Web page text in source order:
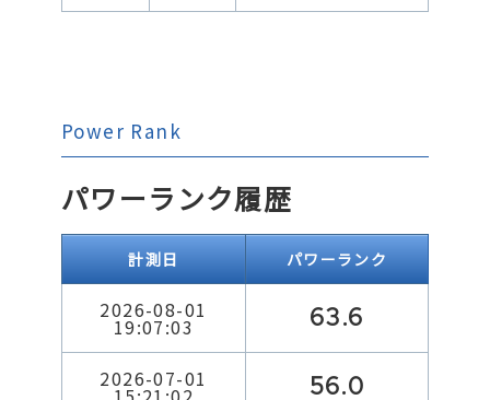
Power Rank
パワーランク履歴
計測日 パワーランク
2026-08-01
19:07:03 63.6
2026-07-01 56.0